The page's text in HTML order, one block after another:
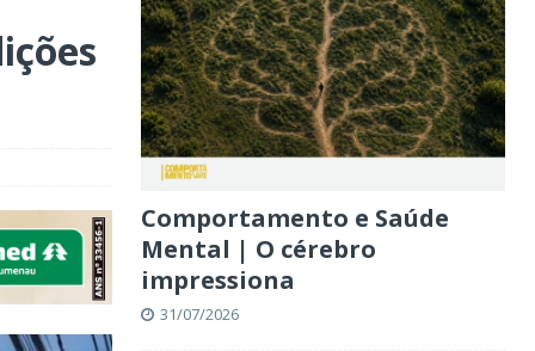
Comportamento e Saúde
Mental | O cérebro
impressiona
31/07/2026